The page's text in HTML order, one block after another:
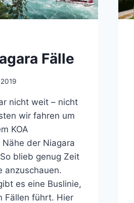
Fälle
nicht weit – nicht
wir fahren um
KOA
der Niagara
blieb genug Zeit
anzuschauen.
es eine Buslinie,
Fällen führt. Hier